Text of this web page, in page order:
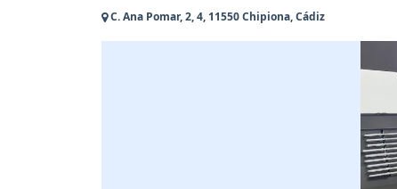
C. Ana Pomar, 2, 4, 11550 Chipiona, Cádiz